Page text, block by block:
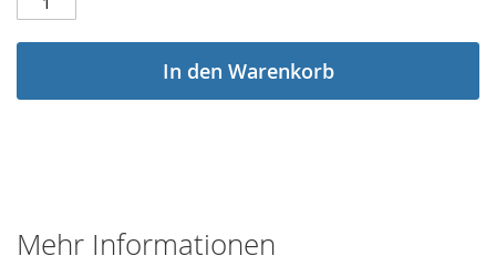
In den Warenkorb
Mehr Informationen